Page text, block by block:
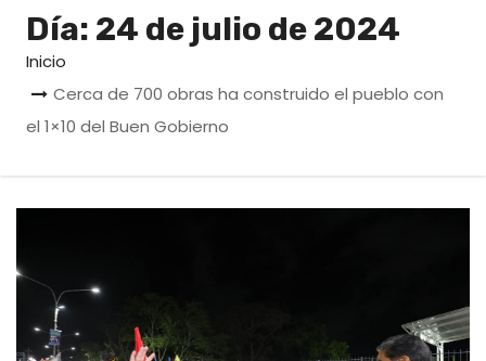
Día: 24 de julio de 2024
Inicio
Cerca de 700 obras ha construido el pueblo con
el 1×10 del Buen Gobierno